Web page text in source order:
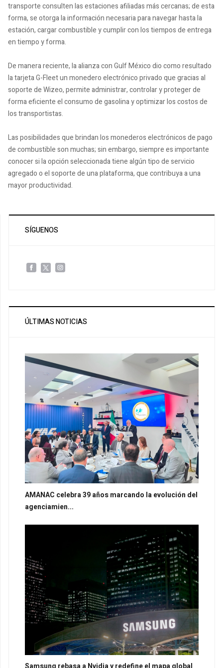
transporte consulten las estaciones afiliadas más cercanas; de esta
forma, se otorga la información necesaria para navegar hasta la
estación, cargar combustible y cumplir con los tiempos de entrega
en tiempo y forma.
De manera reciente, la alianza con Gulf México dio como resultado
la tarjeta G-Fleet un monedero electrónico privado que gracias al
soporte de Wizeo, permite administrar, controlar y proteger de
forma eficiente el consumo de gasolina y optimizar los costos de
los transportistas.
Las posibilidades que brindan los monederos electrónicos de pago
de combustible son muchas; sin embargo, siempre es importante
conocer si la opción seleccionada tiene algún tipo de servicio
agregado o el soporte de una plataforma, que contribuya a una
mayor productividad.
SÍGUENOS
ÚLTIMAS NOTICIAS
AMANAC celebra 39 años marcando la evolución del
agenciamien...